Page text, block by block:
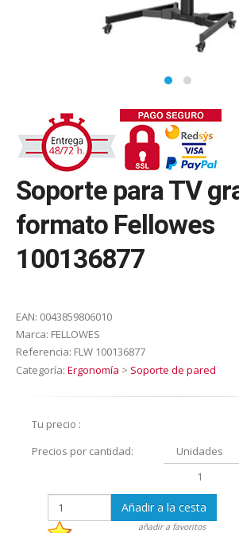
Soporte para TV
formato Fellowes
100136877
EAN: 0043859806010
Marca: FELLOWES
Referencia: FLW 100136877
Categoría: Ergonomía > Soporte de pared
Tu precio :
Precios por cantidad:
Unidades
1
Añadir a la cesta
añadir a favoritos